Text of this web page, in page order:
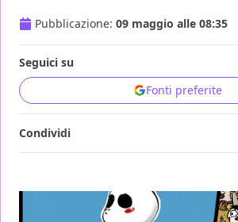
Pubblicazione: 09 maggio alle 08:35
Seguici su
Fonti preferite
Condividi